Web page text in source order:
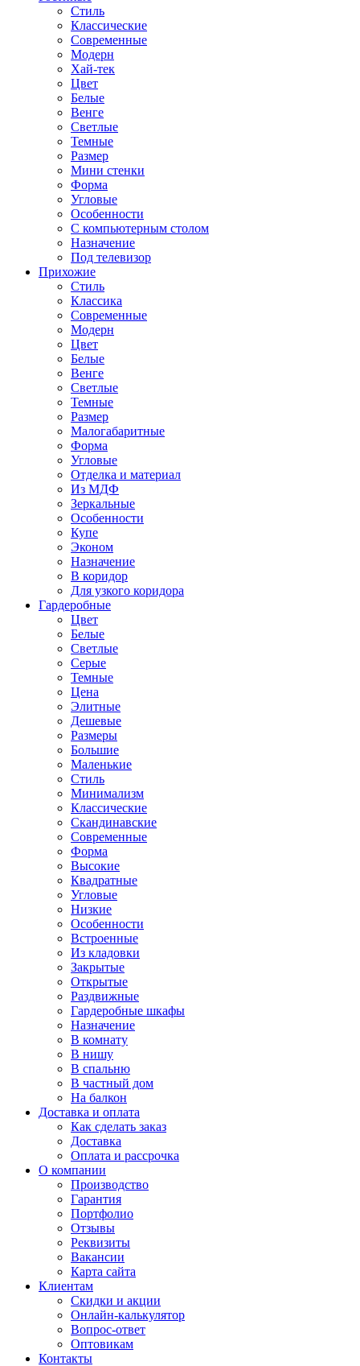
Стиль
Классические
Современные
Модерн
Хай-тек
Цвет
Белые
Венге
Светлые
Темные
Размер
Мини стенки
Форма
Угловые
Особенности
С компьютерным столом
Назначение
Под телевизор
Прихожие
Стиль
Классика
Современные
Модерн
Цвет
Белые
Венге
Светлые
Темные
Размер
Малогабаритные
Форма
Угловые
Отделка и материал
Из МДФ
Зеркальные
Особенности
Купе
Эконом
Назначение
В коридор
Для узкого коридора
Гардеробные
Цвет
Белые
Светлые
Серые
Темные
Цена
Элитные
Дешевые
Размеры
Большие
Маленькие
Стиль
Минимализм
Классические
Скандинавские
Современные
Форма
Высокие
Квадратные
Угловые
Низкие
Особенности
Встроенные
Из кладовки
Закрытые
Открытые
Раздвижные
Гардеробные шкафы
Назначение
В комнату
В нишу
В спальню
В частный дом
На балкон
Доставка и оплата
Как сделать заказ
Доставка
Оплата и рассрочка
О компании
Производство
Гарантия
Портфолио
Отзывы
Реквизиты
Вакансии
Карта сайта
Клиентам
Скидки и акции
Онлайн-калькулятор
Вопрос-ответ
Оптовикам
Контакты